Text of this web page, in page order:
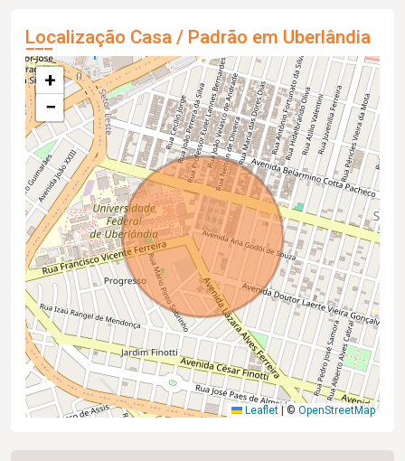
Localização Casa / Padrão em Uberlândia
+
−
Leaflet |© OpenStreetMap